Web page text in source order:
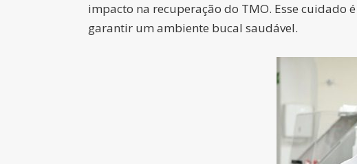
impacto na recuperação do TMO. Esse
garantir um ambiente bucal saudável.